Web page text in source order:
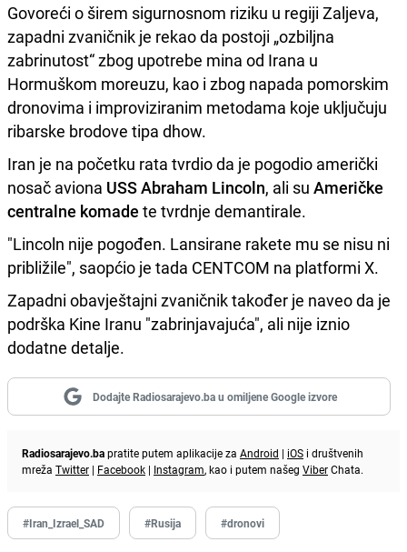
Govoreći o širem sigurnosnom riziku u regiji Zaljeva,
zapadni zvaničnik je rekao da postoji „ozbiljna
zabrinutost“ zbog upotrebe mina od Irana u
Hormuškom moreuzu, kao i zbog napada pomorskim
dronovima i improviziranim metodama koje uključuju
ribarske brodove tipa dhow.
Iran je na početku rata tvrdio da je pogodio američki
nosač aviona USS Abraham Lincoln, ali su Američke
centralne komade te tvrdnje demantirale.
"Lincoln nije pogođen. Lansirane rakete mu se nisu ni
približile", saopćio je tada CENTCOM na platformi X.
Zapadni obavještajni zvaničnik također je naveo da je
podrška Kine Iranu "zabrinjavajuća", ali nije iznio
dodatne detalje.
Dodajte Radiosarajevo.ba u omiljene Google izvore
Radiosarajevo.bapratite putem aplikacije za Android | iOS i društvenih
mreža Twitter | Facebook | Instagram, kao i putem našeg ViberChata.
#Iran_Izrael_SAD #Rusija #dronovi